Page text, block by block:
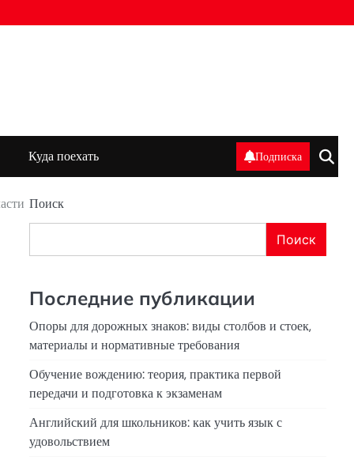
Куда поехать Подписка
Поиск
Поиск
Последние публикации
Опоры для дорожных знаков: виды столбов и стоек,
материалы и нормативные требования
Обучение вождению: теория, практика первой
передачи и подготовка к экзаменам
Английский для школьников: как учить язык с
удовольствием